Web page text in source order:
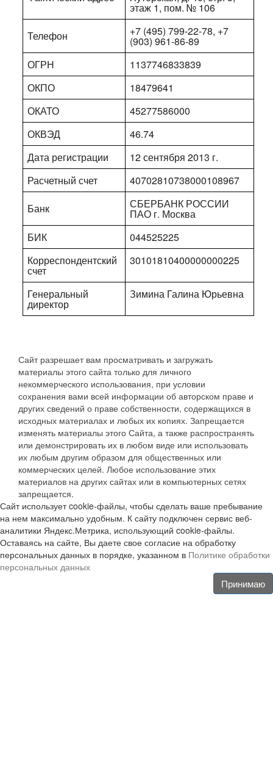
этаж 1, пом. № 106
Телефон
+7 (495) 799-22-78, +7
(903) 961-86-89
ОГРН
1137746833839
ОКПО
18479641
ОКАТО
45277586000
ОКВЭД
46.74
Дата регистрации
12 сентября 2013 г.
Расчетный счет
40702810738000108967
Банк
СБЕРБАНК РОССИИ
ПАО г. Москва
БИК
044525225
Корреспондентский
счет
30101810400000000225
Генеральный
директор
Зимина Галина Юрьевна
Сайт разрешает вам просматривать и загружать
материалы этого сайта только для личного
некоммерческого использования, при условии
сохранения вами всей информации об авторском праве и
других сведений о праве собственности, содержащихся в
исходных материалах и любых их копиях. Запрещается
изменять материалы этого Сайта, а также распространять
или демонстрировать их в любом виде или использовать
их любым другим образом для общественных или
коммерческих целей. Любое использование этих
материалов на других сайтах или в компьютерных сетях
запрещается.
Сайт использует cookie-файлы, чтобы сделать ваше пребывание
на нем максимально удобным. К сайту подключен сервис веб-
аналитики Яндекс.Метрика, использующий cookie-файлы.
Оставаясь на сайте, Вы даете свое согласие на обработку
персональных данных в порядке, указанном в Политике обработки
персональных данных
Принимаю